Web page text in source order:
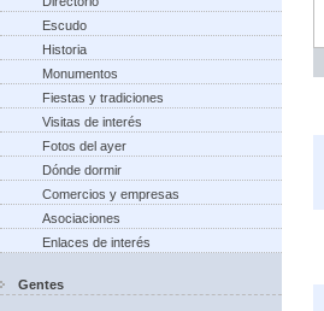
Escudo
Historia
Monumentos
Fiestas y tradiciones
Visitas de interés
Fotos del ayer
Dónde dormir
Comercios y empresas
Asociaciones
Enlaces de interés
Gentes